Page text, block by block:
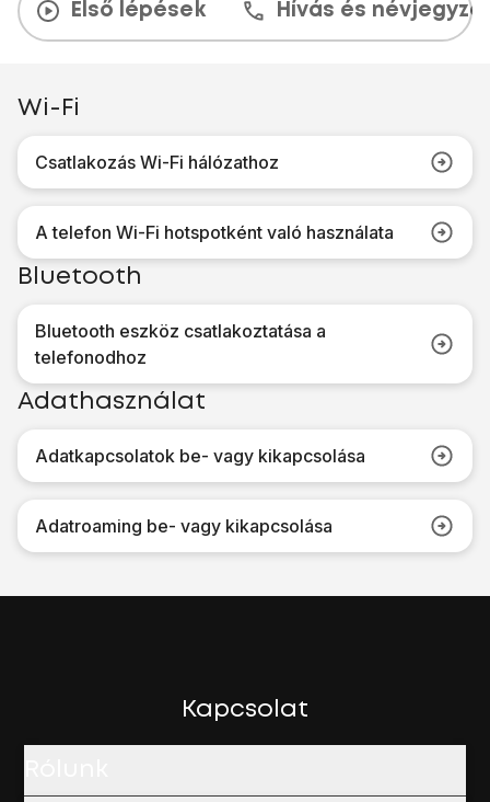
Első lépések Hívás és
Wi-Fi
Csatlakozás Wi-Fi hálózathoz
A telefon Wi-Fi hotspotként való használata
Bluetooth
Bluetooth eszköz csatlakoztatása a
telefonodhoz
Adathasználat
Adatkapcsolatok be- vagy kikapcsolása
Adatroaming be- vagy kikapcsolása
Kapcsolat